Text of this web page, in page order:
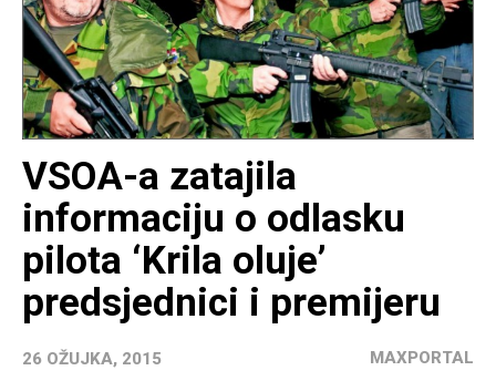
VSOA-a zatajila
informaciju o odlasku
pilota ‘Krila oluje’
predsjednici i premijeru
26 OŽUJKA, 2015 MAXPORTAL